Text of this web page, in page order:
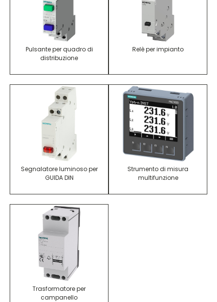
Pulsante per quadro di
distribuzione
Relè per impianto
Segnalatore luminoso per
GUIDA DIN
Strumento di misura
multifunzione
Trasformatore per
campanello